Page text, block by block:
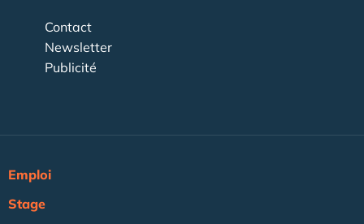
Contact
Newsletter
Publicité
Emploi
Stage